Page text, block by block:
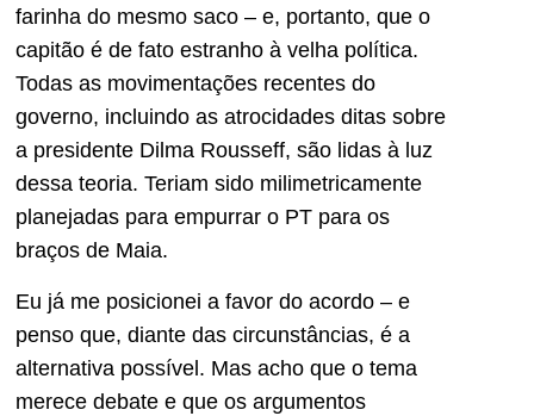
farinha do mesmo saco – e, portanto, que o
capitão é de fato estranho à velha política.
Todas as movimentações recentes do
governo, incluindo as atrocidades ditas sobre
a presidente Dilma Rousseff, são lidas à luz
dessa teoria. Teriam sido milimetricamente
planejadas para empurrar o PT para os
braços de Maia.
Eu já me posicionei a favor do acordo – e
penso que, diante das circunstâncias, é a
alternativa possível. Mas acho que o tema
merece debate e que os argumentos